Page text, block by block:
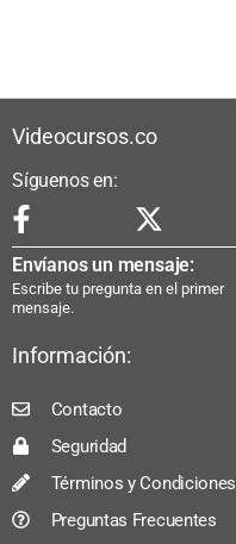
Videocursos.co
Síguenos en:
Envíanos un mensaje:
Escribe tu pregunta en el primer
mensaje.
Información:
Contacto
Seguridad
Términos y Condiciones
Preguntas Frecuentes